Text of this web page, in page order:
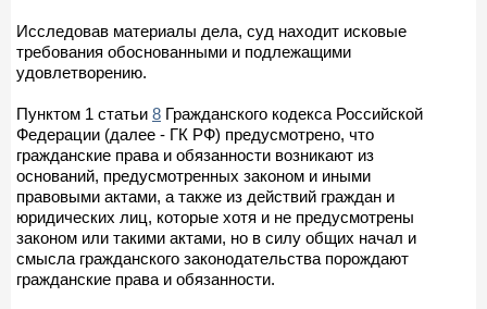
Исследовав материалы дела, суд находит исковые
требования обоснованными и подлежащими
удовлетворению.
Пунктом 1 статьи 8 Гражданского кодекса Российской
Федерации (далее - ГК РФ) предусмотрено, что
гражданские права и обязанности возникают из
оснований, предусмотренных законом и иными
правовыми актами, а также из действий граждан и
юридических лиц, которые хотя и не предусмотрены
законом или такими актами, но в силу общих начал и
смысла гражданского законодательства порождают
гражданские права и обязанности.